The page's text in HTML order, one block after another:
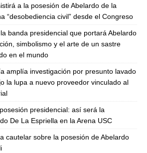
a la posesión de Abelardo de la
“desobediencia civil” desde el Congreso
banda presidencial que portará Abelardo
simbolismo y el arte de un sastre
en el mundo
amplía investigación por presunto lavado
la lupa a nuevo proveedor vinculado al
presidencial: así será la
De La Espriella en la Arena USC
cautelar sobre la posesión de Abelardo